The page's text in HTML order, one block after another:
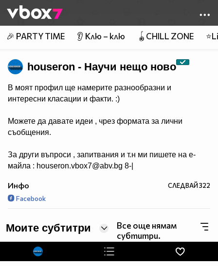
👾
🎉 PARTY TIME 👂 Клю – клю 🪀CHILL ZONE
houseron - Научи нещо ново
В моят профил ще намерите разнообразни и
интересни класации и факти. :)
Можете да давате идеи , чрез формата за лични
съобщения.
За други въпроси , запитвания и т.н ми пишете на е-
майла : houseron.vbox7@abv.bg 8-|
Инфо СЛЕДВАЙ322
Facebook
Моите субтитри
Все още нямам
субтитри.